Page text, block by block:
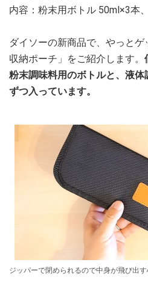
内容：粉末用ボトル 50ml×3本
ダイソーの新商品で、やっと
収納ポーチ」をご紹介します。
粉末調味料用のボトルと、液
ずつ入っています。
ジッパーで閉められるので中身が飛び出